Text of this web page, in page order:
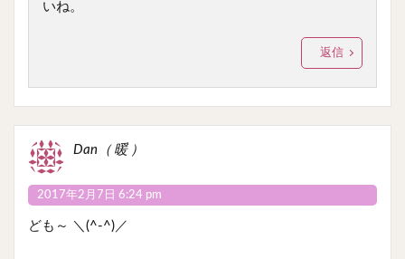
いね。
返信
Dan（ 暖 ）
2017年2月7日 6:24 pm
ども～ ＼(^-^)／